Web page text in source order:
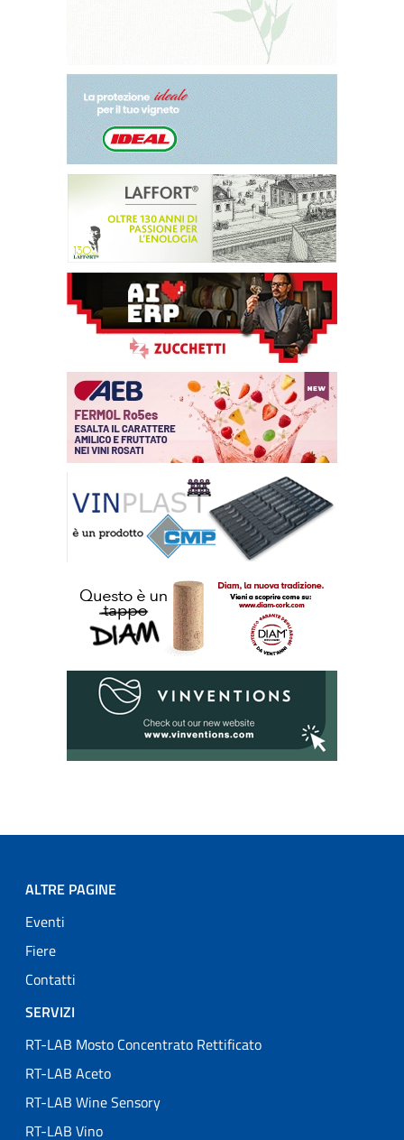
ALTRE PAGINE
Eventi
Fiere
Contatti
SERVIZI
RT-LAB Mosto Concentrato Rettificato
RT-LAB Aceto
RT-LAB Wine Sensory
RT-LAB Vino